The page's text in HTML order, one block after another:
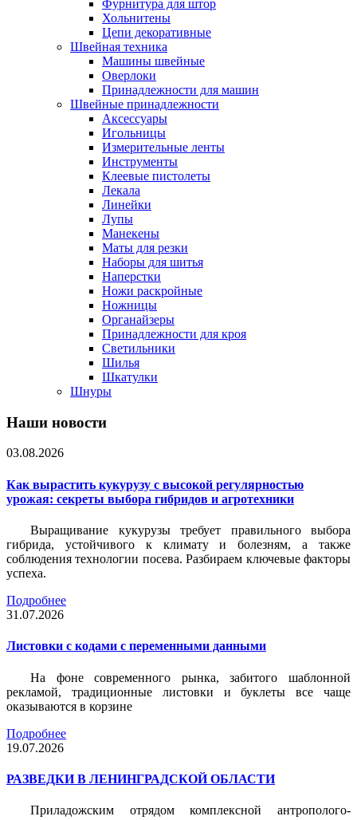
Фурнитура для штор
Хольнитены
Цепи декоративные
Швейная техника
Машины швейные
Оверлоки
Принадлежности для машин
Швейные принадлежности
Аксессуары
Игольницы
Измерительные ленты
Инструменты
Клеевые пистолеты
Лекала
Линейки
Лупы
Манекены
Маты для резки
Наборы для шитья
Наперстки
Ножи раскройные
Ножницы
Органайзеры
Принадлежности для кроя
Светильники
Шилья
Шкатулки
Шнуры
Наши новости
03.08.2026
Как вырастить кукурузу с высокой регулярностью
урожая: секреты выбора гибридов и агротехники
Выращивание кукурузы требует правильного выбора
гибрида, устойчивого к климату и болезням, а также
соблюдения технологии посева. Разбираем ключевые факторы
успеха.
Подробнее
31.07.2026
Листовки c кодами с переменными данными
На фоне современного рынка, забитого шаблонной
рекламой, традиционные листовки и буклеты все чаще
оказываются в корзине
Подробнее
19.07.2026
РАЗВЕДКИ В ЛЕНИНГРАДСКОЙ ОБЛАСТИ
Приладожским отрядом комплексной антрополого-